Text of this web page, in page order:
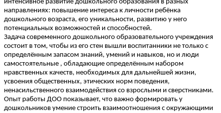
интенсивное развитие дошкольного образования в разных
направлениях: повышение интереса к личности ребёнка
дошкольного возраста, его уникальности, развитию у него
потенциальных возможностей и способностей.
Задача современного дошкольного образовательного учреждения
состоит в том, чтобы из его стен вышли воспитанники не только с
определённым запасом знаний, умений и навыков, но и люди
самостоятельные , обладающие определённым набором
нравственных качеств, необходимых для дальнейшей жизни,
усвоения общественных, этических норм поведения,
ненасильственного взаимодействия со взрослыми и сверстниками.
Опыт работы ДОО показывает, что важно формировать у
дошкольников умение строить взаимоотношения с окружающими